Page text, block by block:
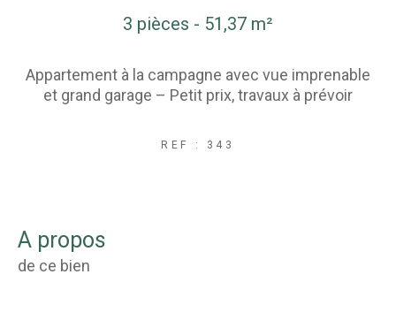
3 pièces - 51,37 m²
Appartement à la campagne avec vue imprenable
et grand garage – Petit prix, travaux à prévoir
REF : 343
a propos
de ce bien